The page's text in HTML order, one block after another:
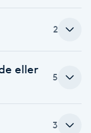
2
eller
5
3